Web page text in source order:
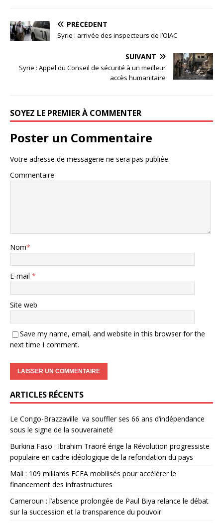
PRÉCÉDENT
Syrie : arrivée des inspecteurs de l’OIAC
SUIVANT
Syrie : Appel du Conseil de sécurité à un meilleur
accès humanitaire
SOYEZ LE PREMIER À COMMENTER
Poster un Commentaire
Votre adresse de messagerie ne sera pas publiée.
Commentaire
Nom*
E-mail *
Site web
Save my name, email, and website in this browser for the
next time I comment.
ARTICLES RÉCENTS
Le Congo-Brazzaville va souffler ses 66 ans d’indépendance
sous le signe de la souveraineté
Burkina Faso : Ibrahim Traoré érige la Révolution progressiste
populaire en cadre idéologique de la refondation du pays
Mali : 109 milliards FCFA mobilisés pour accélérer le
financement des infrastructures
Cameroun : l’absence prolongée de Paul Biya relance le débat
sur la succession et la transparence du pouvoir